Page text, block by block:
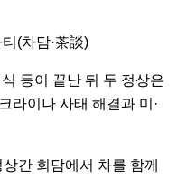
(차담·茶談)
등이 끝난 뒤 두 정상은
라이나 사태 해결과 미·
간 회담에서 차를 함께